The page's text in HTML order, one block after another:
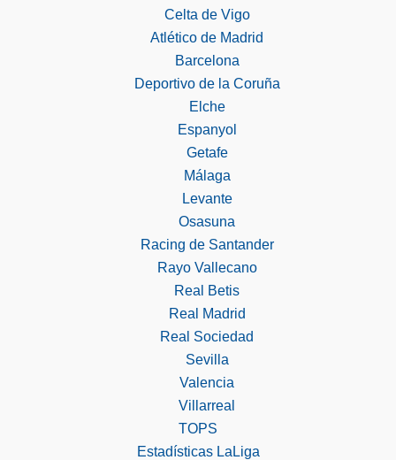
Celta de Vigo
Atlético de Madrid
Barcelona
Deportivo de la Coruña
Elche
Espanyol
Getafe
Málaga
Levante
Osasuna
Racing de Santander
Rayo Vallecano
Real Betis
Real Madrid
Real Sociedad
Sevilla
Valencia
Villarreal
TOPS
Estadísticas LaLiga